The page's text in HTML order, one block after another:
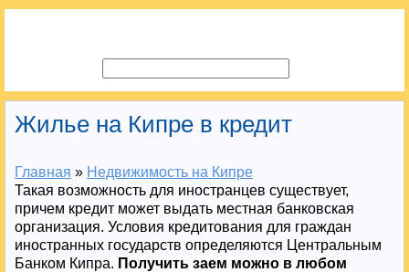
Жилье на Кипре в кредит
Главная » Недвижимость на Кипре
Такая возможность для иностранцев существует,
причем кредит может выдать местная банковская
организация. Условия кредитования для граждан
иностранных государств определяются Центральным
Банком Кипра. Получить заем можно в любом